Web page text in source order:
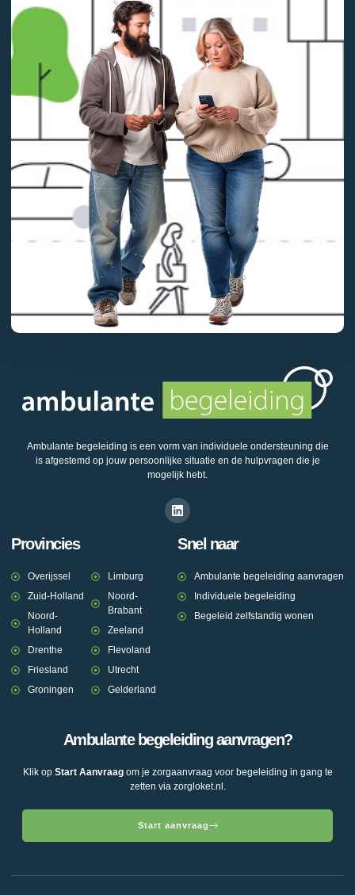
Ambulante begeleiding is een vorm van individuele ondersteuning die
is afgestemd op jouw persoonlijke situatie en de hulpvragen die je
mogelijk hebt.
Provincies
Overijssel
Zuid-Holland
Noord-
Holland
Drenthe
Friesland
Groningen
Limburg
Noord-
Brabant
Zeeland
Flevoland
Utrecht
Gelderland
Snel naar
Ambulante begeleiding aanvragen
Individuele begeleiding
Begeleid zelfstandig wonen
Ambulante begeleiding aanvragen?
Klik op Start Aanvraagom je zorgaanvraag voor begeleiding in gang te
zetten via zorgloket.nl.
Start aanvraag